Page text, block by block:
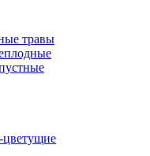
травы
цветущие